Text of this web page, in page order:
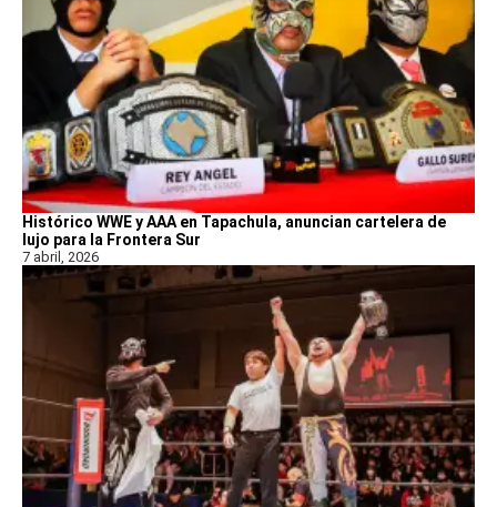
Histórico WWE y AAA en Tapachula, anuncian cartelera de
lujo para la Frontera Sur
7 abril, 2026